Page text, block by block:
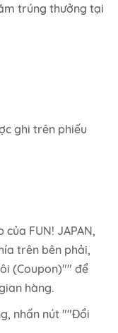
trúng thưởng tại
ghi trên phiếu
FUN! JAPAN,
trên bên phải,
(Coupon)"" để
hàng.
nhấn nút ""Đổi